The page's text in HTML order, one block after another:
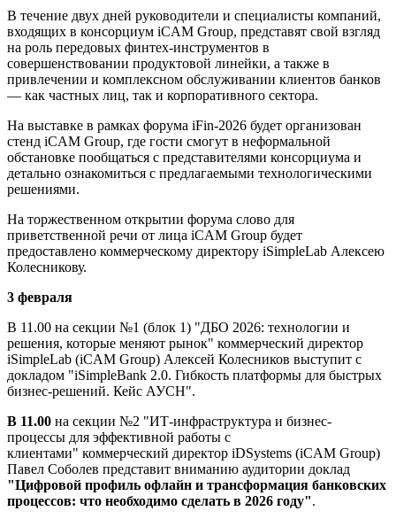
В течение двух дней руководители и специалисты компаний,
входящих в консорциум iCAM Group, представят свой взгляд
на роль передовых финтех-инструментов в
совершенствовании продуктовой линейки, а также в
привлечении и комплексном обслуживании клиентов банков
— как частных лиц, так и корпоративного сектора.
На выставке в рамках форума iFin-2026 будет организован
стенд iCAM Group, где гости смогут в неформальной
обстановке пообщаться с представителями консорциума и
детально ознакомиться с предлагаемыми технологическими
решениями.
На торжественном открытии форума слово для
приветственной речи от лица iCAM Group будет
предоставлено коммерческому директору iSimpleLab Алексею
Колесникову.
3 февраля
В 11.00 на секции №1 (блок 1) "ДБО 2026: технологии и
решения, которые меняют рынок" коммерческий директор
iSimpleLab (iCAM Group) Алексей Колесников выступит с
докладом "iSimpleBank 2.0. Гибкость платформы для быстрых
бизнес-решений. Кейс АУСН".
В 11.00 на секции №2 "ИТ-инфраструктура и бизнес-
процессы для эффективной работы с
клиентами" коммерческий директор iDSystems (iCAM Group)
Павел Соболев представит вниманию аудитории доклад
"Цифровой профиль офлайн и трансформация банковских
процессов: что необходимо сделать в 2026 году".